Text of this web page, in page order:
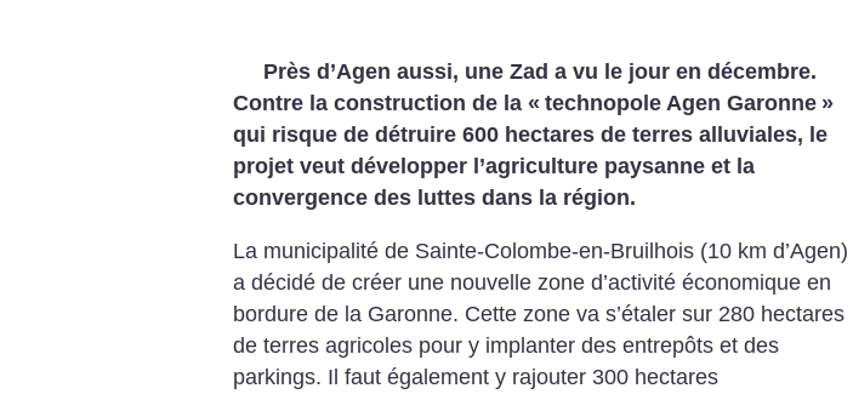
Près d’Agen aussi, une Zad a vu le jour en décembre.
Contre la construction de la « technopole Agen Garonne »
qui risque de détruire 600 hectares de terres alluviales, le
projet veut développer l’agriculture paysanne et la
convergence des luttes dans la région.
La municipalité de Sainte-Colombe-en-Bruilhois (10 km d’Agen)
a décidé de créer une nouvelle zone d’activité économique en
bordure de la Garonne. Cette zone va s’étaler sur 280 hectares
de terres agricoles pour y implanter des entrepôts et des
parkings. Il faut également y rajouter 300 hectares